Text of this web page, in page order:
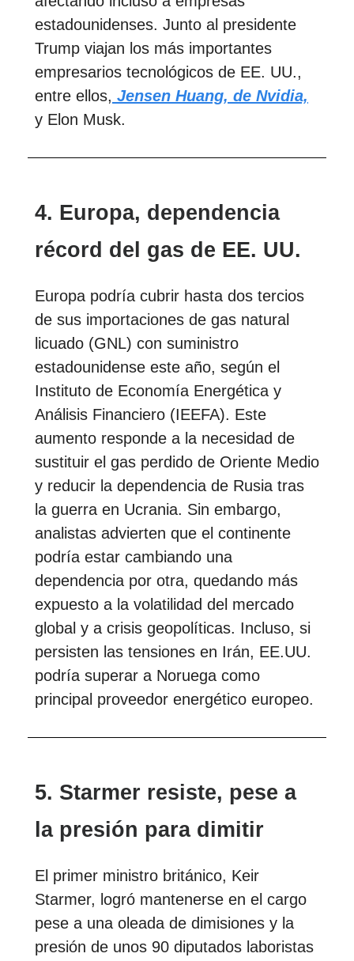
estadounidenses. Junto al presidente
Trump viajan los más importantes
empresarios tecnológicos de EE. UU.,
entre ellos, Jensen Huang, de Nvidia,
y Elon Musk.
4. Europa, dependencia
récord del gas de EE. UU.
Europa podría cubrir hasta dos tercios
de sus importaciones de gas natural
licuado (GNL) con suministro
estadounidense este año, según el
Instituto de Economía Energética y
Análisis Financiero (IEEFA). Este
aumento responde a la necesidad de
sustituir el gas perdido de Oriente Medio
y reducir la dependencia de Rusia tras
la guerra en Ucrania. Sin embargo,
analistas advierten que el continente
podría estar cambiando una
dependencia por otra, quedando más
expuesto a la volatilidad del mercado
global y a crisis geopolíticas. Incluso, si
persisten las tensiones en Irán, EE.UU.
podría superar a Noruega como
principal proveedor energético europeo.
5. Starmer resiste, pese a
la presión para dimitir
El primer ministro británico, Keir
Starmer, logró mantenerse en el cargo
pese a una oleada de dimisiones y la
presión de unos 90 diputados laboristas